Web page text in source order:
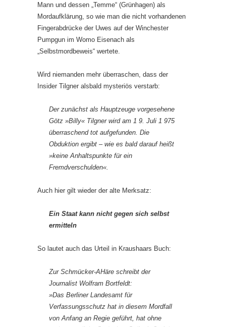
Mann und dessen „Temme“ (Grünhagen) als
Mordaufklärung, so wie man die nicht vorhandenen
Fingerabdrücke der Uwes auf der Winchester
Pumpgun im Womo Eisenach als
„Selbstmordbeweis“ wertete.
Wird niemanden mehr überraschen, dass der
Insider Tilgner alsbald mysteriös verstarb:
Der zunächst als Hauptzeuge vorgesehene
Götz »Billy« Tilgner wird am 1 9. Juli 1 975
überraschend tot aufgefunden. Die
Obduktion ergibt – wie es bald darauf heißt
»keine Anhaltspunkte für ein
Fremdverschulden«.
Auch hier gilt wieder der alte Merksatz:
Ein Staat kann nicht gegen sich selbst
ermitteln
So lautet auch das Urteil in Kraushaars Buch:
Zur Schmücker-AHäre schreibt der
Journalist Wolfram Bortfeldt:
»Das Berliner Landesamt für
Verfassungsschutz hat in diesem Mordfall
von Anfang an Regie geführt, hat ohne